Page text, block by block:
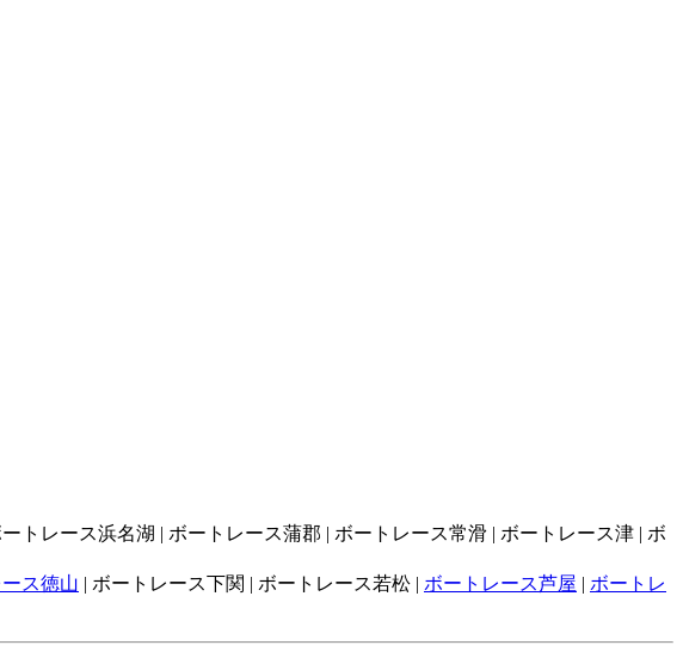
トレース浜名湖 | ボートレース蒲郡 | ボートレース常滑 | ボートレース津 | ボ
ス徳山 | ボートレース下関 | ボートレース若松 | ボートレース芦屋 | ボートレ